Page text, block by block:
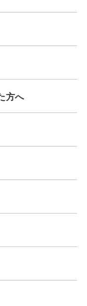
方へ